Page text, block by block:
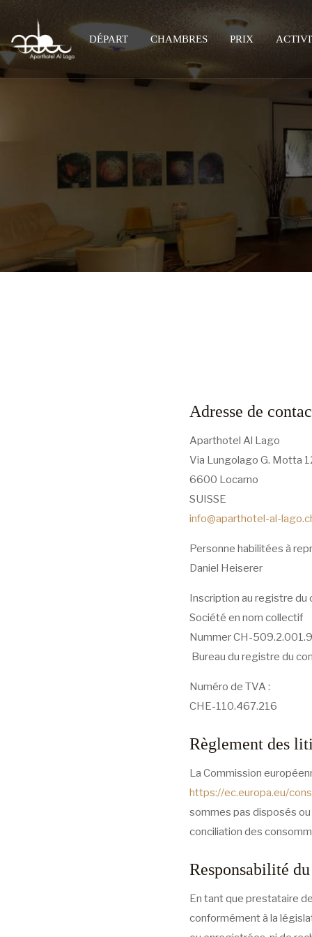
DÉPART CHAMBRES PRIX
Adresse de
Aparthotel Al Lago
Via Lungolago G. Motta
6600 Locarno
SUISSE
info@aparthotel-al-
Personne habilitées à
Daniel Heiserer
Inscription au registre du
Société en nom collectif
Nummer CH-
Bureau du registre du
Numéro de TVA :
CHE-110.467.216
Règlement des
La Commission
https://ec.europa.eu/
sommes pas disposés
conciliation des
Responsabilité
En tant que prestataire
conformément à la